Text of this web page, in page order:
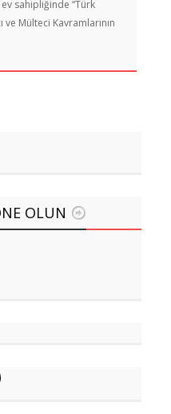
ev sahipliğinde “Türk
ve Mülteci Kavramlarının
OLUN